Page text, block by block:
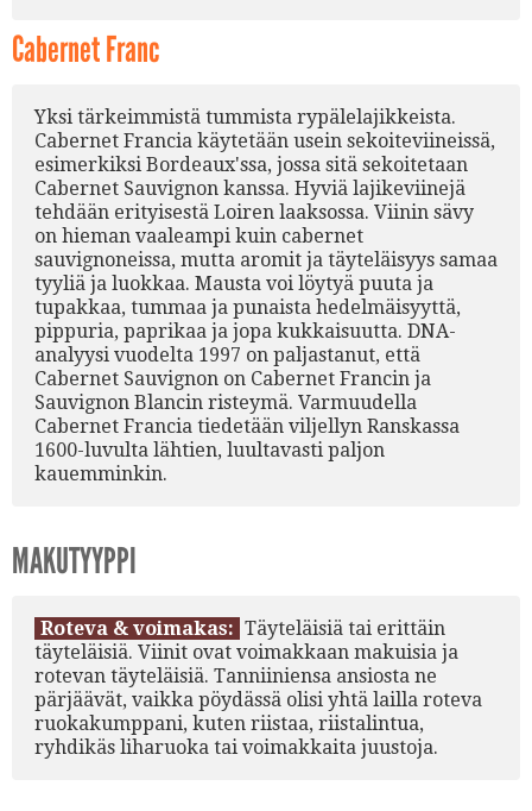
Cabernet Franc
Yksi tärkeimmistä tummista rypälelajikkeista.
Cabernet Francia käytetään usein sekoiteviineissä,
esimerkiksi Bordeaux'ssa, jossa sitä sekoitetaan
Cabernet Sauvignon kanssa. Hyviä lajikeviinejä
tehdään erityisestä Loiren laaksossa. Viinin sävy
on hieman vaaleampi kuin cabernet
sauvignoneissa, mutta aromit ja täyteläisyys samaa
tyyliä ja luokkaa. Mausta voi löytyä puuta ja
tupakkaa, tummaa ja punaista hedelmäisyyttä,
pippuria, paprikaa ja jopa kukkaisuutta. DNA-
analyysi vuodelta 1997 on paljastanut, että
Cabernet Sauvignon on Cabernet Francin ja
Sauvignon Blancin risteymä. Varmuudella
Cabernet Francia tiedetään viljellyn Ranskassa
1600-luvulta lähtien, luultavasti paljon
kauemminkin.
MAKUTYYPPI
Roteva & voimakas: Täyteläisiä tai erittäin
täyteläisiä. Viinit ovat voimakkaan makuisia ja
rotevan täyteläisiä. Tanniiniensa ansiosta ne
pärjäävät, vaikka pöydässä olisi yhtä lailla roteva
ruokakumppani, kuten riistaa, riistalintua,
ryhdikäs liharuoka tai voimakkaita juustoja.